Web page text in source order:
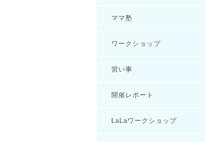
ママ塾
ワークショップ
習い事
開催レポート
LaLaワークショップ